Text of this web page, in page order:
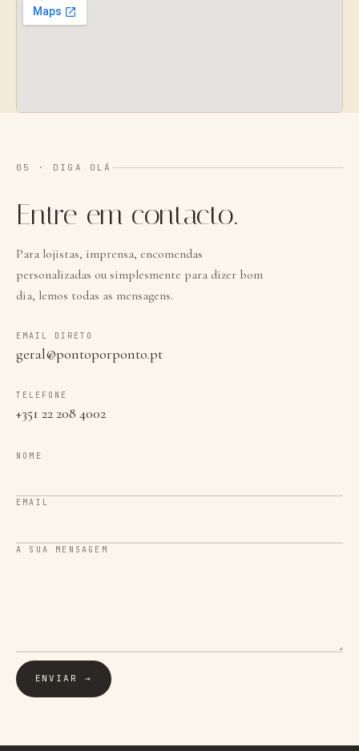
05 · DIGA OLÁ
Entre em contacto.
Para lojistas, imprensa, encomendas
personalizadas ou simplesmente para dizer bom
dia, lemos todas as mensagens.
EMAIL DIRETO
geral@pontoporponto.pt
TELEFONE
+351 22 208 4002
NOME
EMAIL
A SUA MENSAGEM
ENVIAR →